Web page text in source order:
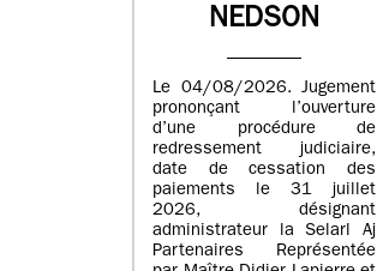
NEDSON
Le 04/08/2026. Jugement
prononçant l’ouverture
d’une procédure de
redressement judiciaire,
date de cessation des
paiements le 31 juillet
2026, désignant
administrateur la Selarl Aj
Partenaires Représentée